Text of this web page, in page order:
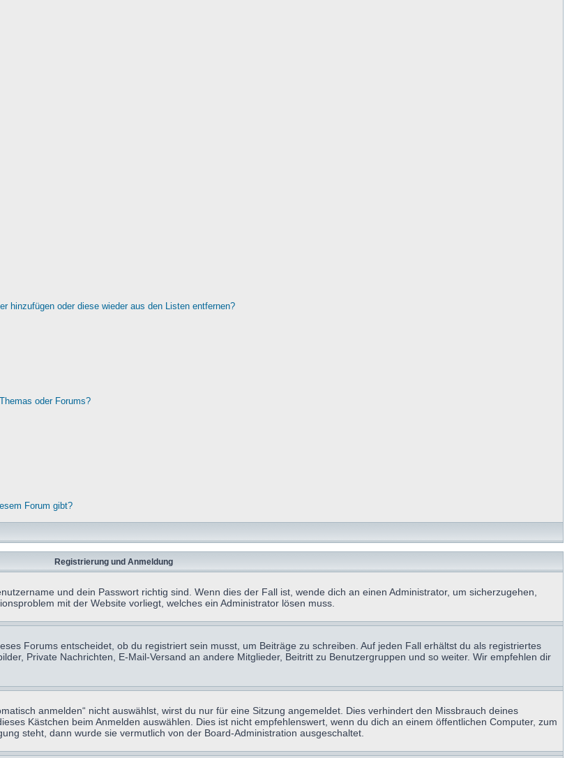
hinzufügen oder diese wieder aus den Listen entfernen?
oder Forums?
Forum gibt?
Registrierung und Anmeldung
und dein Passwort richtig sind. Wenn dies der Fall ist, wende dich an einen Administrator, um sicherzugehen,
mit der Website vorliegt, welches ein Administrator lösen muss.
Forums entscheidet, ob du registriert sein musst, um Beiträge zu schreiben. Auf jeden Fall erhältst du als registriertes
Private Nachrichten, E-Mail-Versand an andere Mitglieder, Beitritt zu Benutzergruppen und so weiter. Wir empfehlen dir
anmelden“ nicht auswählst, wirst du nur für eine Sitzung angemeldet. Dies verhindert den Missbrauch deines
Kästchen beim Anmelden auswählen. Dies ist nicht empfehlenswert, wenn du dich an einem öffentlichen Computer, zum
steht, dann wurde sie vermutlich von der Board-Administration ausgeschaltet.